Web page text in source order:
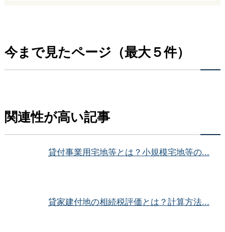
今まで見たページ（最大５件）
関連性が高い記事
貸付事業用宅地等とは？小規模宅地等の...
貸家建付地の相続税評価とは？計算方法...